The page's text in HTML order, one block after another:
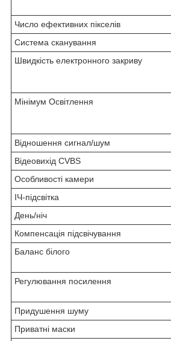
Число ефективних пікселів
Система сканування
Швидкість електронного закриву
Мінімум Освітлення
Відношення сигнал/шум
Відеовихід CVBS
Особливості камери
ІЧ-підсвітка
День/ніч
Компенсація підсвічування
Баланс білого
Регулювання посилення
Придушення шуму
Приватні маски